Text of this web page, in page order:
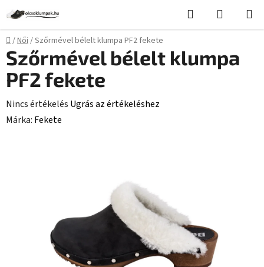
fő
tartalomhoz
Keresés KOSÁR
Kezdőlap
/Női/Szőrmével bélelt klumpa PF2 fekete
Szőrmével bélelt klumpa
PF2 fekete
A
termék
Nincs értékelés Ugrás az értékeléshez
Márka: Fekete